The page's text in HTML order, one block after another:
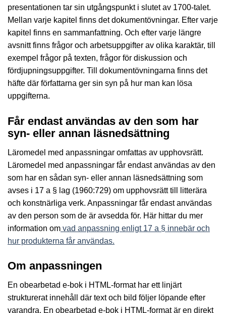
presentationen tar sin utgångspunkt i slutet av 1700-talet.
Mellan varje kapitel finns det dokumentövningar. Efter varje
kapitel finns en sammanfattning. Och efter varje längre
avsnitt finns frågor och arbetsuppgifter av olika karaktär, till
exempel frågor på texten, frågor för diskussion och
fördjupningsuppgifter. Till dokumentövningarna finns det
häfte där författarna ger sin syn på hur man kan lösa
uppgifterna.
Får endast användas av den som har
syn- eller annan läsnedsättning
Läromedel med anpassningar omfattas av upphovsrätt.
Läromedel med anpassningar får endast användas av den
som har en sådan syn- eller annan läsnedsättning som
avses i 17 a § lag (1960:729) om upphovsrätt till litterära
och konstnärliga verk. Anpassningar får endast användas
av den person som de är avsedda för. Här hittar du mer
information om vad anpassning enligt 17 a § innebär och
hur produkterna får användas.
Om anpassningen
En obearbetad e-bok i HTML-format har ett linjärt
strukturerat innehåll där text och bild följer löpande efter
varandra. En obearbetad e-bok i HTML-format är en direkt